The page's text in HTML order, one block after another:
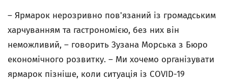
– Ярмарок нерозривно пов'язаний із громадським
харчуванням та гастрономією, без них він
неможливий, – говорить Зузана Морська з Бюро
економічного розвитку. – Ми хочемо організувати
ярмарок пізніше, коли ситуація із COVID-19